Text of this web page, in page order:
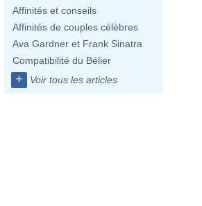
Affinités et conseils
Affinités de couples célèbres
Ava Gardner et Frank Sinatra
Compatibilité du Bélier
+ Voir tous les articles